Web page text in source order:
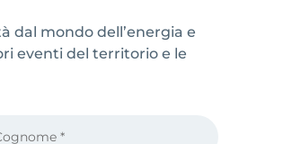
dal mondo dell’energia e
eventi del territorio e le